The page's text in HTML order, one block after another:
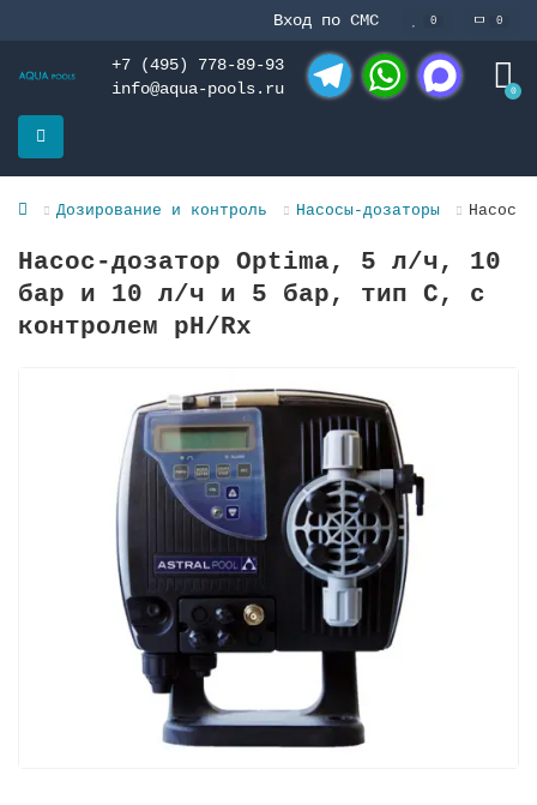
Вход по СМС 0 0
+7 (495) 778-89-93
info@aqua-pools.ru
0
Дозирование и контроль Насосы-дозаторы Насос-
Насос-дозатор Optima, 5 л/ч, 10
бар и 10 л/ч и 5 бар, тип C, с
контролем pH/Rx